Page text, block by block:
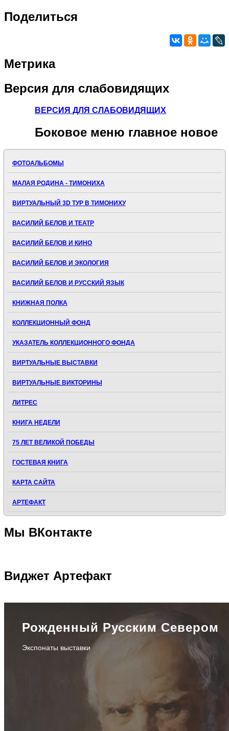
Поделиться
Метрика
Версия для слабовидящих
ВЕРСИЯ ДЛЯ СЛАБОВИДЯЩИХ
Боковое меню главное новое
ФОТОАЛЬБОМЫ
МАЛАЯ РОДИНА - ТИМОНИХА
ВИРТУАЛЬНЫЙ 3D ТУР В ТИМОНИХУ
ВАСИЛИЙ БЕЛОВ И ТЕАТР
ВАСИЛИЙ БЕЛОВ И КИНО
ВАСИЛИЙ БЕЛОВ И ЭКОЛОГИЯ
ВАСИЛИЙ БЕЛОВ И РУССКИЙ ЯЗЫК
КНИЖНАЯ ПОЛКА
КОЛЛЕКЦИОННЫЙ ФОНД
УКАЗАТЕЛЬ КОЛЛЕКЦИОННОГО ФОНДА
ВИРТУАЛЬНЫЕ ВЫСТАВКИ
ВИРТУАЛЬНЫЕ ВИКТОРИНЫ
ЛИТРЕС
КНИГА НЕДЕЛИ
75 ЛЕТ ВЕЛИКОЙ ПОБЕДЫ
ГОСТЕВАЯ КНИГА
КАРТА САЙТА
АРТЕФАКТ
Мы ВКонтакте
Виджет Артефакт
Рожденный Русским Севером
Экспонаты выставки